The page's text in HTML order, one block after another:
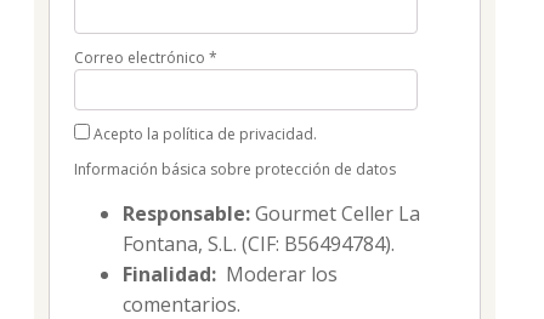
Correo electrónico *
Acepto la política de privacidad.
Información básica sobre protección de datos
Responsable:Gourmet Celler La
Fontana, S.L. (CIF: B56494784).
Finalidad: Moderar los
comentarios.